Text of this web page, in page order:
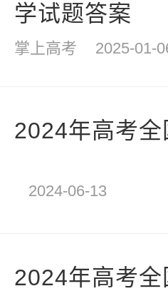
学试题答案
掌上高考 2025-01-
2024年高考
2024-06-13
2024年高考